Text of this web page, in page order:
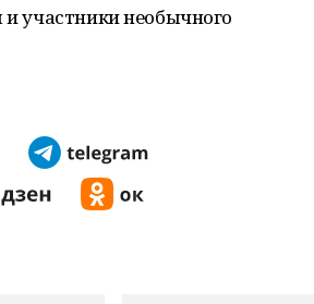
участники необычного